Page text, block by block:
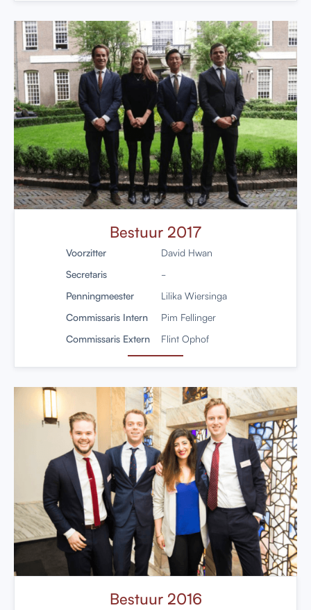
Bestuur 2017
Voorzitter
David Hwan
Secretaris
-
Penningmeester
Lilika Wiersinga
Commissaris Intern
Pim Fellinger
Commissaris Extern
Flint Ophof
Bestuur 2016